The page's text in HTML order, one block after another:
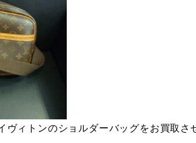
ィトンのショルダーバッグをお買取さ